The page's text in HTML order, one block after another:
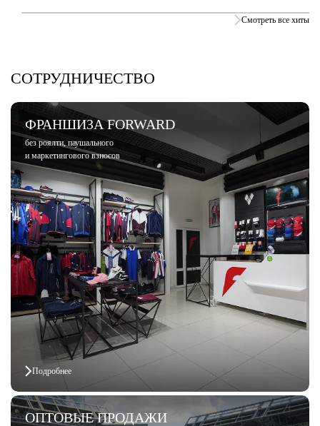
Смотреть все хиты
СОТРУДНИЧЕСТВО
ФРАНШИЗА FORWARD
без роялти, паушального
и маркетингового взносов
Подробнее
ОПТОВЫЕ ПРОДАЖИ